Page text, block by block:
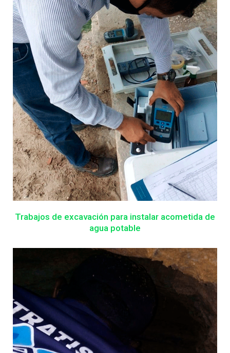
Trabajos de excavación para instalar acometida de
agua potable